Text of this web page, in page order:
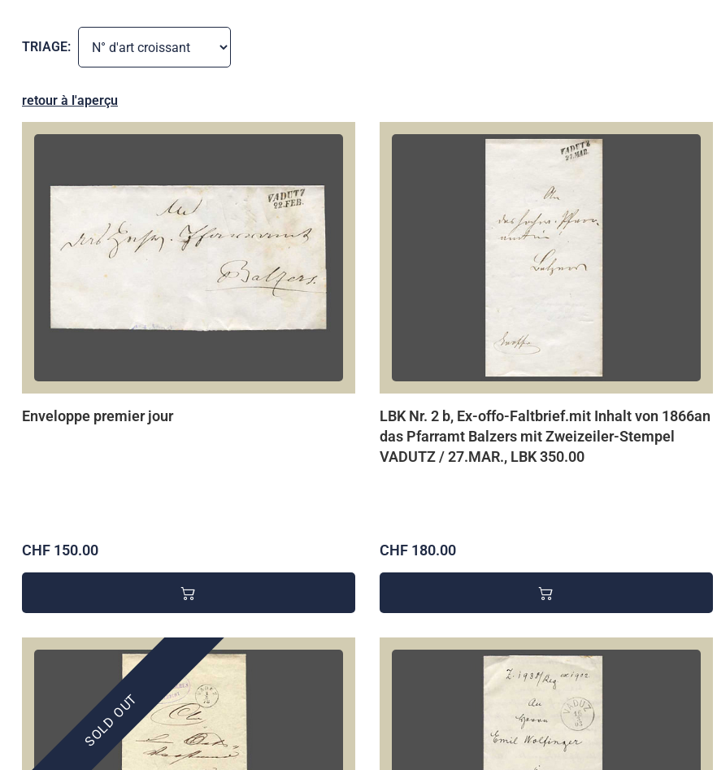
TRIAGE:
retour à l'aperçu
Enveloppe premier jour
CHF 150.00
LBK Nr. 2 b, Ex-offo-Faltbrief.mit Inhalt von 1866an
das Pfarramt Balzers mit Zweizeiler-Stempel
VADUTZ / 27.MAR., LBK 350.00
CHF 180.00
SOLD OUT